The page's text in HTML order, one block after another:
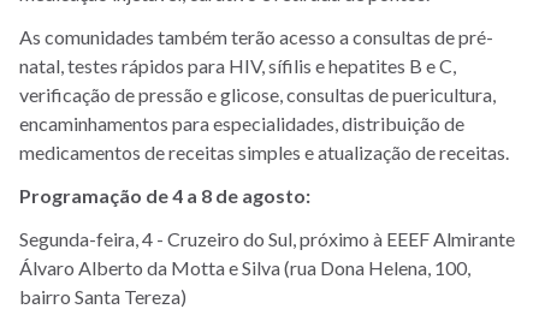
As comunidades também terão acesso a consultas de pré-
natal, testes rápidos para HIV, sífilis e hepatites B e C,
verificação de pressão e glicose, consultas de puericultura,
encaminhamentos para especialidades, distribuição de
medicamentos de receitas simples e atualização de receitas.
Programação de 4 a 8 de agosto:
Segunda-feira, 4 - Cruzeiro do Sul, próximo à EEEF Almirante
Álvaro Alberto da Motta e Silva (rua Dona Helena, 100,
bairro Santa Tereza)